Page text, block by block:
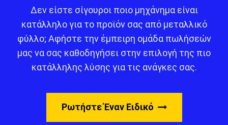
Δεν είστε σίγουροι ποιο μηχάνημα είναι
κατάλληλο για το προϊόν σας από μεταλλικό
φύλλο; Αφήστε την έμπειρη ομάδα πωλήσεών
μας να σας καθοδηγήσει στην επιλογή της πιο
κατάλληλης λύσης για τις ανάγκες σας.
Ρωτήστε Έναν Ειδικό